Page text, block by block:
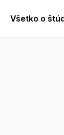
Všetko o